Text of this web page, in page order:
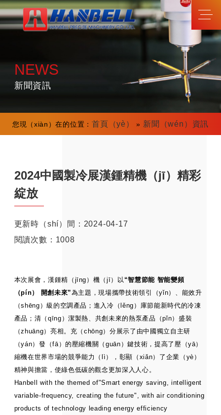
NEWS
新聞資訊
您現（xiàn）在的位置： 首頁（yè） » 新聞（wén）資訊
2024中國製冷展漢鍾精機（jī）精彩
綻放
更新時（shí）間：2024-04-17
閱讀次數：1008
本次展會， 漢鍾精（jīng）機（jī） 以 “智慧節能 智能變頻
（pín） 開創未來”為主題，現場攜帶技術領引（yǐn）、能效升
（shēng）級的空調產品；進入冷（lěng）庫節能新時代的冷凍
產品；清（qīng）潔製熱、共創未來的熱泵產品（pǐn）盛裝
（zhuāng）亮相。充（chōng）分展示了由中國獨立自主研
（yán）發（fā）的壓縮機關（guān）鍵技術，提高了壓（yā）
縮機在世界市場的競爭能力（lì），彰顯（xiǎn）了企業（yè）
精神與擔當，使綠色低碳的觀念更加深入人心。
Hanbell with the themed of"Smart energy saving, intelligent
variable-frequency, creating the future", with air conditioning
products of technology leading energy efficiency